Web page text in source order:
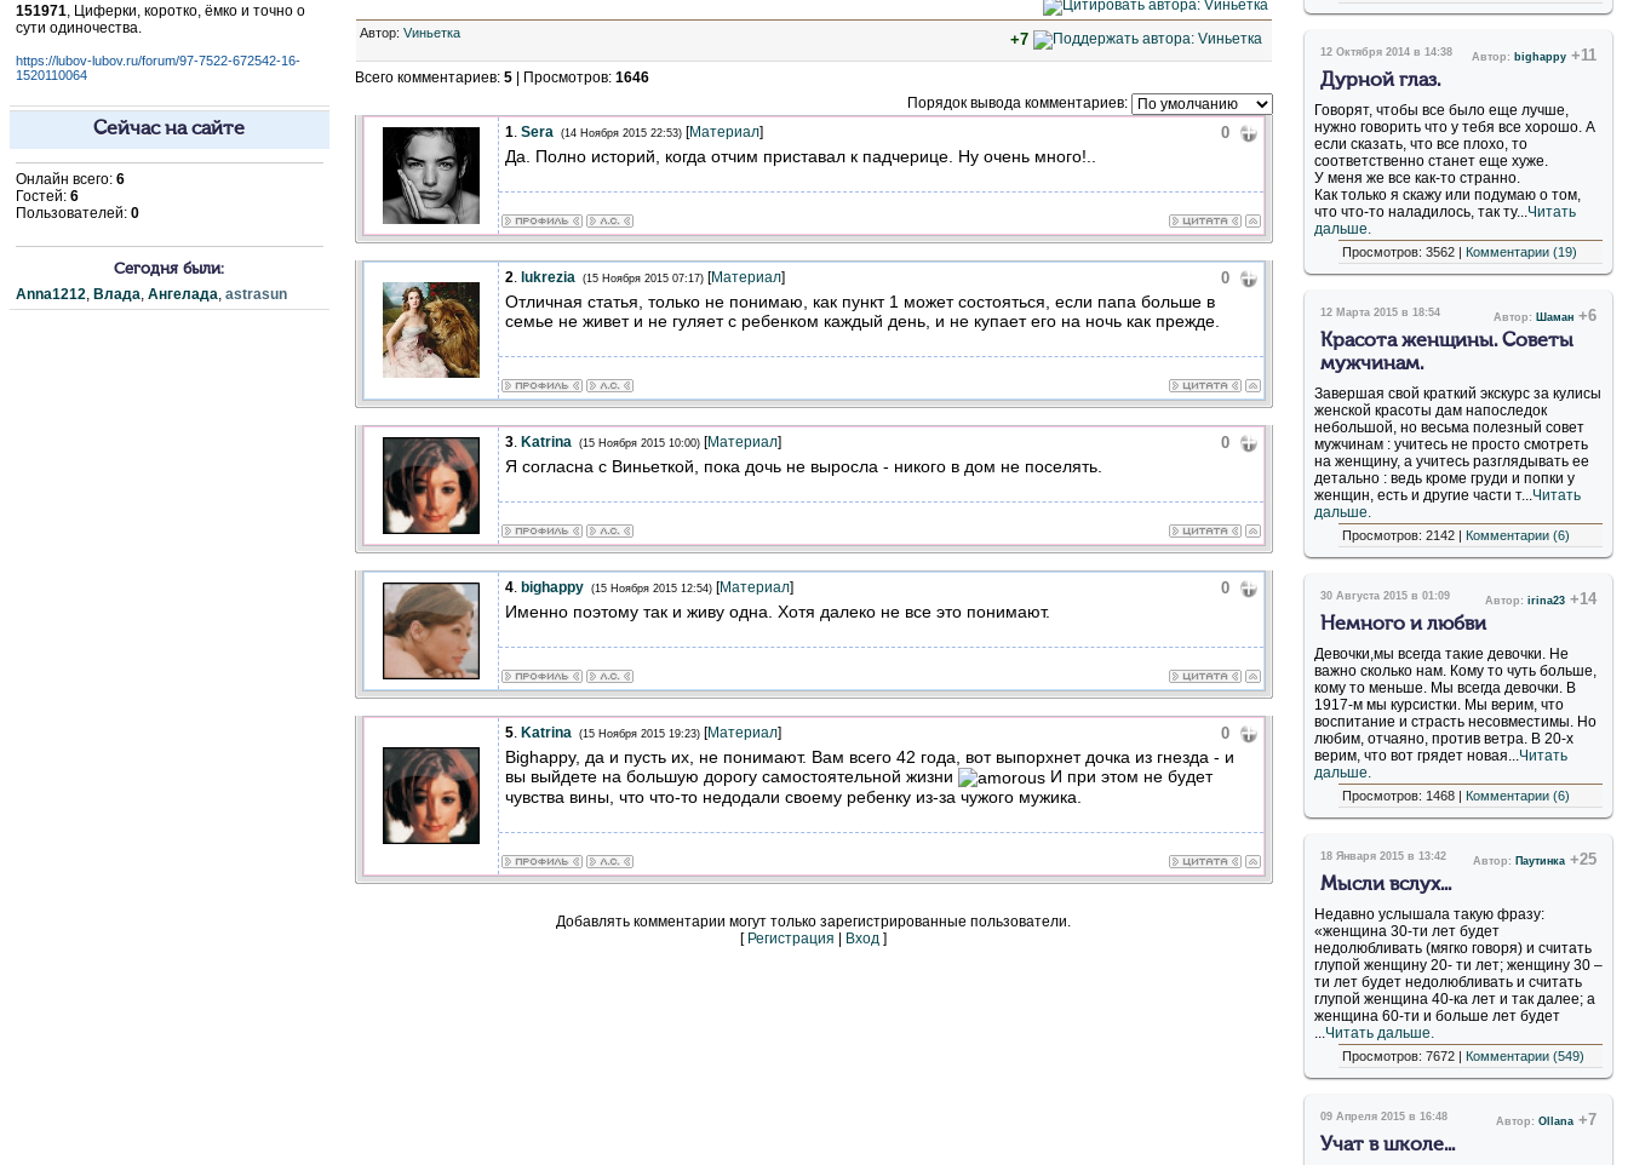
151971, Циферки, коротко, ёмко и точно о
сути одиночества.
https://lubov-lubov.ru/forum/97-7522-672542-16-
1520110064
Сейчас на сайте
Онлайн всего: 6
Гостей: 6
Пользователей: 0
Сегодня были:
Anna1212, Влада, Ангелада, astrasun
+7
Автор: Vиньетка
Всего комментариев: 5| Просмотров: 1646
Порядок вывода комментариев:
0
1. Sera (14 Ноября 2015 22:53)[Материал]
Да. Полно историй, когда отчим приставал к падчерице. Ну очень много!..
0
2. lukrezia (15 Ноября 2015 07:17)[Материал]
Отличная статья, только не понимаю, как пункт 1 может состояться, если папа больше в
семье не живет и не гуляет с ребенком каждый день, и не купает его на ночь как прежде.
0
3. Katrina (15 Ноября 2015 10:00)[Материал]
Я согласна с Виньеткой, пока дочь не выросла - никого в дом не поселять.
0
4. bighappy (15 Ноября 2015 12:54)[Материал]
Именно поэтому так и живу одна. Хотя далеко не все это понимают.
0
5. Katrina (15 Ноября 2015 19:23)[Материал]
Bighappy, да и пусть их, не понимают. Вам всего 42 года, вот выпорхнет дочка из гнезда - и
вы выйдете на большую дорогу самостоятельной жизни
И при этом не будет
чувства вины, что что-то недодали своему ребенку из-за чужого мужика.
Добавлять комментарии могут только зарегистрированные пользователи.
[ Регистрация Вход ]
12 Октября 2014 в 14:38 Автор: bighappy+11
Дурной глаз.
Говорят, чтобы все было еще лучше,
нужно говорить что у тебя все хорошо. А
если сказать, что все плохо, то
соответственно станет еще хуже.
У меня же все как-то странно.
Как только я скажу или подумаю о том,
что что-то наладилось, так ту...Читать
дальше.
Просмотров: 3562 | Комментарии (19)
12 Марта 2015 в 18:54 Автор: Шаман+6
Красота женщины. Советы
мужчинам.
Завершая свой краткий экскурс за кулисы
женской красоты дам напоследок
небольшой, но весьма полезный совет
мужчинам : учитесь не просто смотреть
на женщину, а учитесь разглядывать ее
детально : ведь кроме груди и попки у
женщин, есть и другие части т...Читать
дальше.
Просмотров: 2142 | Комментарии (6)
30 Августа 2015 в 01:09 Автор: irina23+14
Немного и любви
Девочки,мы всегда такие девочки. Не
важно сколько нам. Кому то чуть больше,
кому то меньше. Мы всегда девочки. В
1917-м мы курсистки. Мы верим, что
воспитание и страсть несовместимы. Но
любим, отчаяно, против ветра. В 20-х
верим, что вот грядет новая...Читать
дальше.
Просмотров: 1468 | Комментарии (6)
18 Января 2015 в 13:42 Автор: Паутинка+25
Мысли вслух...
Недавно услышала такую фразу:
«женщина 30-ти лет будет
недолюбливать (мягко говоря) и считать
глупой женщину 20- ти лет; женщину 30 –
ти лет будет недолюбливать и считать
глупой женщина 40-ка лет и так далее; а
женщина 60-ти и больше лет будет
...Читать дальше.
Просмотров: 7672 | Комментарии (549)
09 Апреля 2015 в 16:48 Автор: Ollana+7
Учат в школе...